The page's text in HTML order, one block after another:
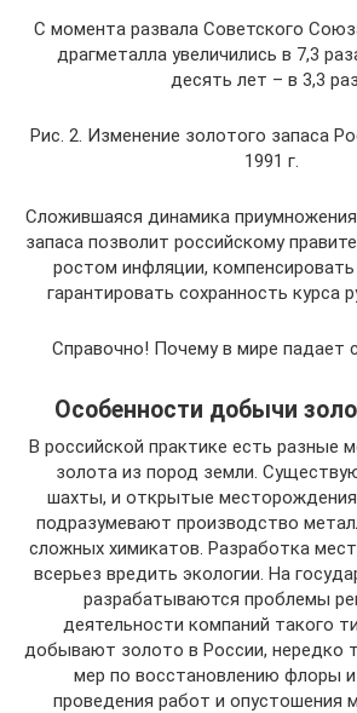
С момента развала Советского
драгметалла увеличились в 7,3
десять лет – в 3,3
Рис. 2. Изменение золотого запаса
1991 г.
Сложившаяся динамика
запаса позволит российскому
ростом инфляции,
гарантировать сохранность курса
Справочно! Почему в мире падает
Особенности добычи
В российской практике есть разные
золота из пород земли.
шахты, и открытые
подразумевают производство
сложных химикатов. Разработка
всерьез вредить экологии. На
разрабатываются проблемы
деятельности компаний такого
добывают золото в России, нередко
мер по восстановлению флоры
проведения работ и опустошения